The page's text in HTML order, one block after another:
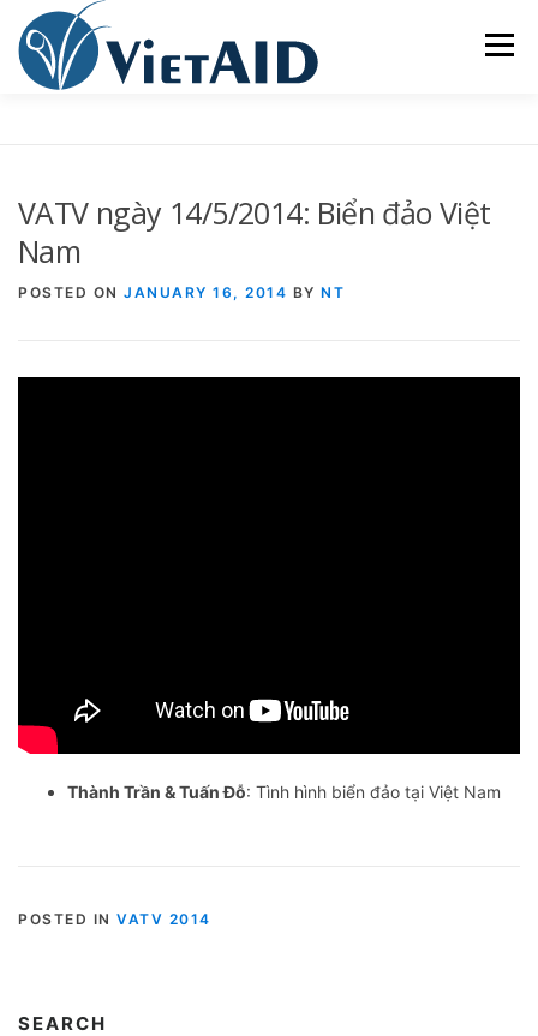
content
Menu
TRUNG TÂM CỘNG ĐỒNG SINH HOẠT
VATV ngày 14/5/2014: Biển đảo Việt
Nam
POSTED ON JANUARY 16, 2014 BY NT
Thành Trần & Tuấn Đỗ: Tình hình biển đảo tại Việt Nam
POSTED IN VATV 2014
SEARCH